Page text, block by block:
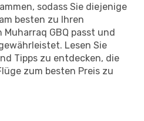
sodass Sie diejenige
besten zu Ihren
GBQ passt und
Lesen Sie
Tipps zu entdecken, die
zum besten Preis zu